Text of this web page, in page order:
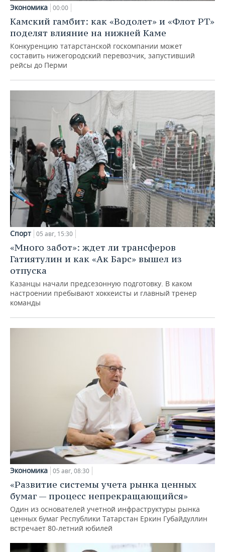
Экономика 00:00
Камский гамбит: как «Водолет» и «Флот РТ»
поделят влияние на нижней Каме
Конкуренцию татарстанской госкомпании может
составить нижегородский перевозчик, запустивший
рейсы до Перми
Спорт 05 авг, 15:30
«Много забот»: ждет ли трансферов
Гатиятулин и как «Ак Барс» вышел из
отпуска
Казанцы начали предсезонную подготовку. В каком
настроении пребывают хоккеисты и главный тренер
команды
Экономика 05 авг, 08:30
«Развитие системы учета рынка ценных
бумаг — процесс непрекращающийся»
Один из основателей учетной инфраструктуры рынка
ценных бумаг Республики Татарстан Еркин Губайдуллин
встречает 80-летний юбилей